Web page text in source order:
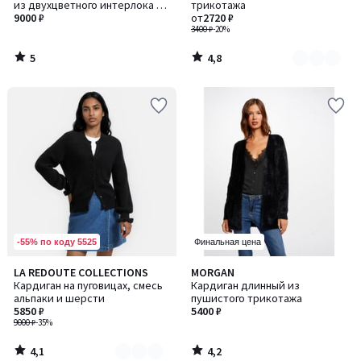
из двухцветного интерлока на
основе хлопка и шерсти
9000 ₽
5
5
/
трикотажа
3400 ₽-20%
от2720 ₽
2
4,8
/
-55% по коду 5525
LA REDOUTE COLLECTIONS
Кардиган на пуговицах, смесь
альпаки и шерсти
9000 ₽-35%
5850 ₽
4,1
/ 5
Количество
цветов:
2
4,1
/
Финальная цена
MORGAN
Кардиган длинный из
пушистого трикотажа
5400 ₽
4,2
/ 5
4,2
/